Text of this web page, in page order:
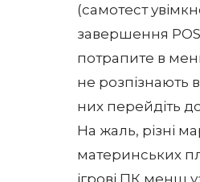
(самотест
завершення
потрапите в
не розпізнають
них перейдіть
На жаль, різні
материнських
ігрові ПК менш